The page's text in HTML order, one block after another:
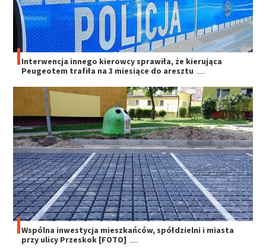
Interwencja innego kierowcy sprawiła, że kierująca
Peugeotem trafiła na 3 miesiące do aresztu
Wspólna inwestycja mieszkańców, spółdzielni i miasta
przy ulicy Przeskok [FOTO]